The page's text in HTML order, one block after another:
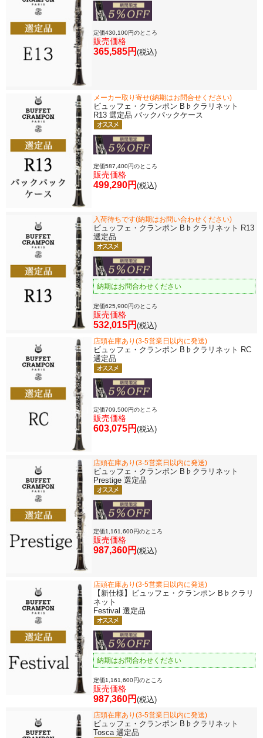
定価430,100円のところ
販売価格
365,585円 (税込)
メーカー取り寄せ(納期はお問合せください)
ビュッフェ・クランポン B♭クラリネット
R13 選定品 バックパックケース
定価587,400円のところ
販売価格
499,290円 (税込)
入荷待ちです(納期はお問い合わせください)
ビュッフェ・クランポン B♭クラリネット R13
選定品
納期はお問合わせください
定価625,900円のところ
販売価格
532,015円 (税込)
店頭在庫あり(3-5営業日以内に発送)
ビュッフェ・クランポン B♭クラリネット RC
選定品
定価709,500円のところ
販売価格
603,075円 (税込)
店頭在庫あり(3-5営業日以内に発送)
ビュッフェ・クランポン B♭クラリネット
Prestige 選定品
定価1,161,600円のところ
販売価格
987,360円 (税込)
店頭在庫あり(3-5営業日以内に発送)
【新仕様】ビュッフェ・クランポン B♭クラリ
ネット
Festival 選定品
納期はお問合わせください
定価1,161,600円のところ
販売価格
987,360円 (税込)
店頭在庫あり(3-5営業日以内に発送)
ビュッフェ・クランポン B♭クラリネット
Tosca 選定品